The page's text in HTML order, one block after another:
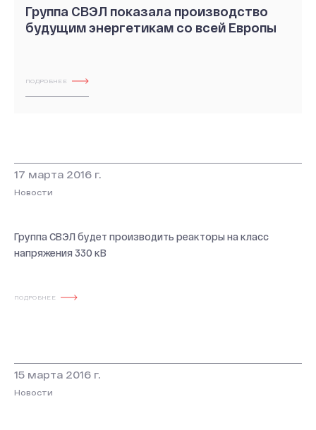
История
Производство
Группа СВЭЛ показала производство
будущим энергетикам со всей Европы
ПОДРОБНЕЕ
ПОДРОБНЕЕ
17 марта 2016 г.
Новости
Группа СВЭЛ будет производить реакторы на класс
напряжения 330 кВ
15 марта 2016 г.
Новости